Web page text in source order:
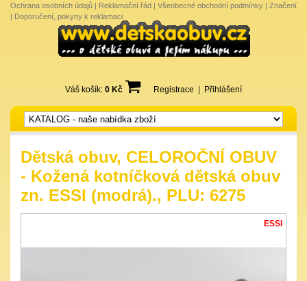
Ochrana osobních údajů | Reklamační řád | Všeobecné obchodní podmínky | Značení
| Doporučení, pokyny k reklamaci
Váš košík: 0 Kč Registrace Přihlášení
Dětská obuv, CELOROČNÍ OBUV
- Kožená kotníčková dětská obuv
zn. ESSI (modrá)., PLU: 6275
ESSI